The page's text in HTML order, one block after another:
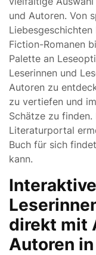
und Autoren. Von
Fiction-Romanen
Palette an
Leserinnen und
Autoren zu
zu vertiefen und
Schätze zu
Literaturportal
Buch für sich
kann.
direkt mit
Autoren